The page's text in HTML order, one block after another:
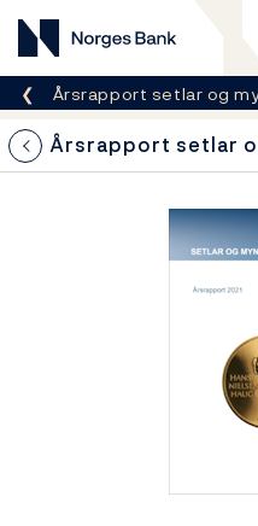
Norges Bank
Her er du nå:
Årsrapport setlar og
Årsrapport setlar